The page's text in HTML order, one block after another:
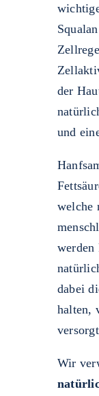
der
und
welche
werden
dabei
halten,
Wir